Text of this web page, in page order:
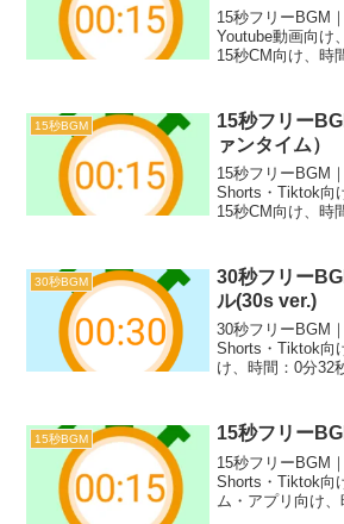
15秒フリーBGM
Youtube動画向け
15秒CM向け、時
しゃれ、楽器：
15秒BGM第28弾
わうマーケットを
リースカットピ
が決め手！
15秒BGM
15秒フリー
ァンタイム）
15秒フリーBGM
Shorts・Tiktok向
15秒CM向け、時
かるい、楽器：
ストリングス｜15
スカットピアノで
ぴったりなBGM
ーンやトークシ
30秒BGM
30秒フリー
ル(30s ver.)
30秒フリーBGM
Shorts・Tiktok向
け、時間：0分32
い、楽器：リリ
BGM第4弾！かっ
ピアノで仕上げま
にピッタリな１
15秒BGM 15秒フリー
15秒フリーBGM
Shorts・Tiktok向
ム・アプリ向け、